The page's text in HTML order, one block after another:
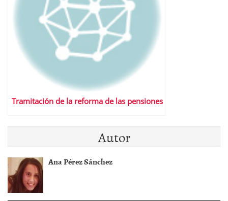
Tramitación de la reforma de las pensiones
Autor
Ana Pérez Sánchez